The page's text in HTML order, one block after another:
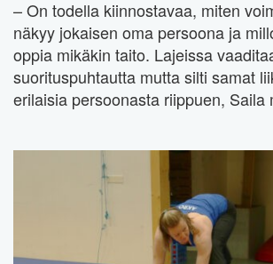
– On todella kiinnostavaa, miten
näkyy jokaisen oma persoona ja
oppia mikäkin taito. Lajeissa
suorituspuhtautta mutta silti samat
erilaisia persoonasta riippuen, Saila